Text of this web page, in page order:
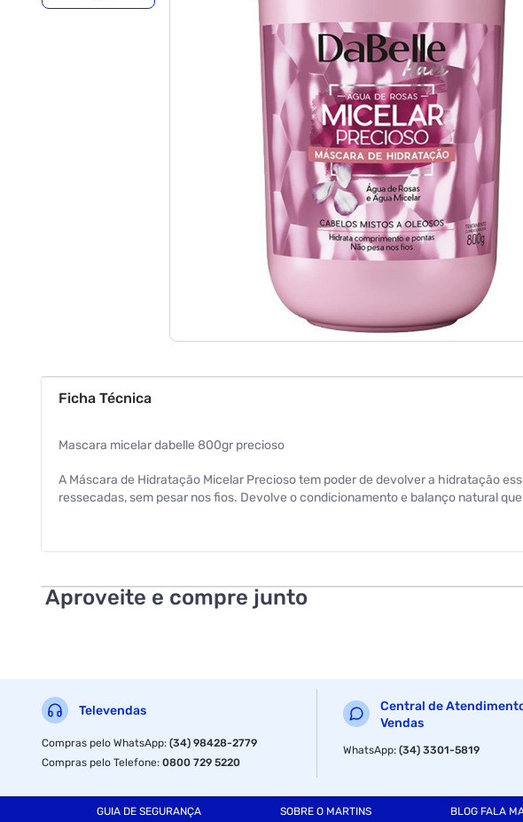
Ficha Técnica
Mascara micelar dabelle 800gr precioso
A Máscara de Hidratação Micelar Precioso tem poder de devolver a hidratação
ressecadas, sem pesar nos fios. Devolve o condicionamento e balanço natural
Aproveite e compre junto
Televendas
Compras pelo WhatsApp:(34) 98428-2779
Compras pelo Telefone:0800 729 5220
Central de
Vendas
WhatsApp:(34) 3301-5819
GUIA DE SEGURANÇA SOBRE O MARTINS BLOG FALA